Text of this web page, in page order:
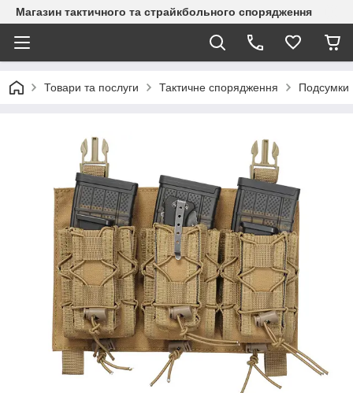
Магазин тактичного та страйкбольного спорядження
Товари та послуги Тактичне спорядження Подсумки